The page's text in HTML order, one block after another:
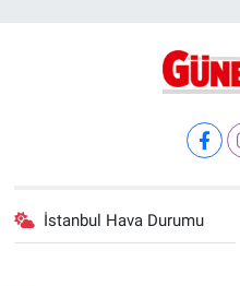
İstanbul Hava Durumu